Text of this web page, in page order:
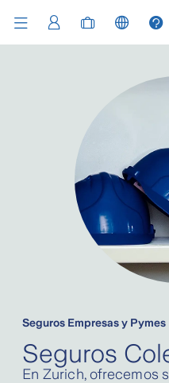
Seguros Empresas y Pymes
Seguros
En Zurich, ofrecemos